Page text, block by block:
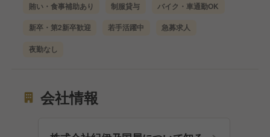
賄い・食事補助あり 制服貸与 バイク・車通勤OK
新卒・第2新卒歓迎 若手活躍中 急募求人
夜勤なし
会社情報